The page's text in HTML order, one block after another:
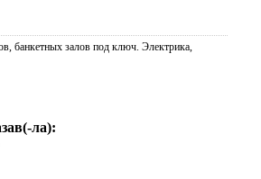
банкетных залов под ключ. Электрика,
ла):